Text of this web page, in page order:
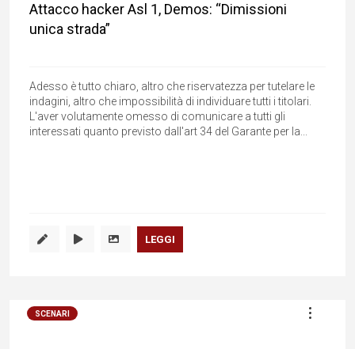
Attacco hacker Asl 1, Demos: “Dimissioni
unica strada”
Adesso è tutto chiaro, altro che riservatezza per tutelare le
indagini, altro che impossibilità di individuare tutti i titolari.
L'aver volutamente omesso di comunicare a tutti gli
interessati quanto previsto dall'art 34 del Garante per la...
LEGGI
SCENARI